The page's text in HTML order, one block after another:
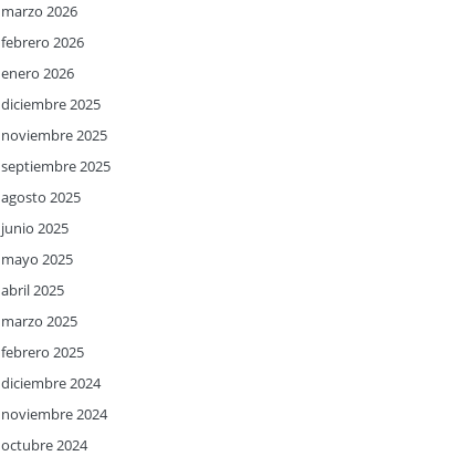
marzo 2026
febrero 2026
enero 2026
diciembre 2025
noviembre 2025
septiembre 2025
agosto 2025
junio 2025
mayo 2025
abril 2025
marzo 2025
febrero 2025
diciembre 2024
noviembre 2024
octubre 2024